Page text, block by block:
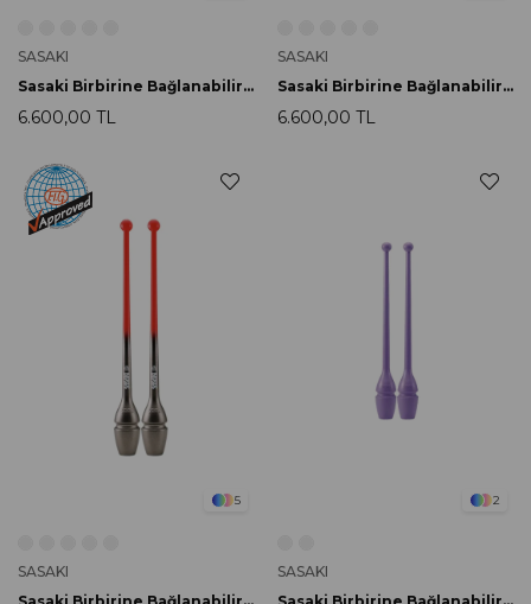
SASAKI
Sasaki Birbirine Bağlanabilir Labut 40.5cm M-34JKGH-F BxTQBU
6.600,00 TL
SASAKI
Sasaki Birbirine Bağlanabilir Labut 40.5cm M-34JKGH-F BxGD
6.600,00 TL
5
SASAKI
2
SASAKI